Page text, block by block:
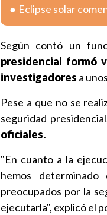
Eclipse solar
Según contó un
presidencial formó
investigadores a
Pese a que no se
seguridad
oficiales.
"En cuanto a la
hemos
preocupados por la
ejecutarla", explicó el